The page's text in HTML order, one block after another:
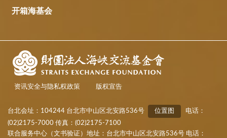
开箱海基会
资讯安全与隐私权政策 版权宣告
台北会址：104244 台北市中山区北安路536号 位置图
电话：
(02)2175-7000 传真：(02)2175-7100
联合服务中心（文书验证）地址：台北市中山区北安路536号 电话：